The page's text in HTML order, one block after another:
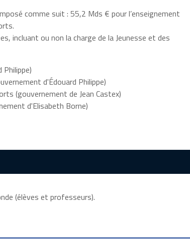
comme suit : 55,2 Mds € pour l’enseignement
incluant ou non la charge de la Jeunesse et des
d'Édouard Philippe)
(gouvernement de Jean Castex)
d'Elisabeth Borne)
(élèves et professeurs).